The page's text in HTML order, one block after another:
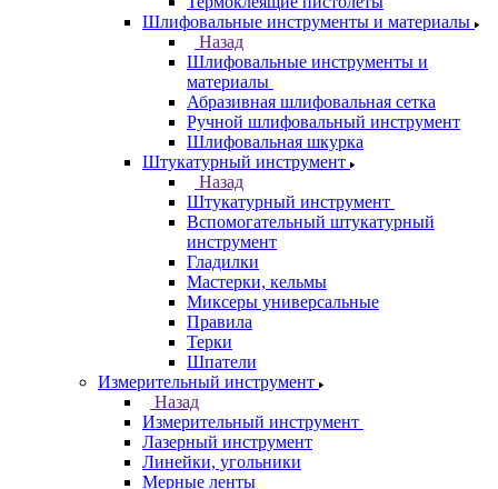
Шлифовальные инструменты и материалы
Назад
Шлифовальные инструменты и
материалы
Абразивная шлифовальная сетка
Ручной шлифовальный инструмент
Шлифовальная шкурка
Штукатурный инструмент
Назад
Штукатурный инструмент
Вспомогательный штукатурный
инструмент
Гладилки
Мастерки, кельмы
Миксеры универсальные
Правила
Терки
Шпатели
Измерительный инструмент
Назад
Измерительный инструмент
Лазерный инструмент
Линейки, угольники
Мерные ленты